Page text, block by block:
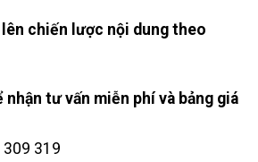
chiến lược nội dung theo
nhận tư vấn miễn phí và bảng giá
319